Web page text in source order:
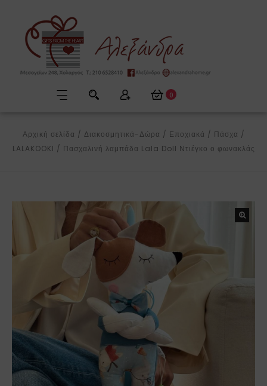
0
Αρχική σελίδα / Διακοσμητικά-Δώρα / Εποχιακά / Πάσχα /
LALAKOOKI / Πασχαλινή λαμπάδα Lala Doll Ντιέγκο ο φωνακλάς